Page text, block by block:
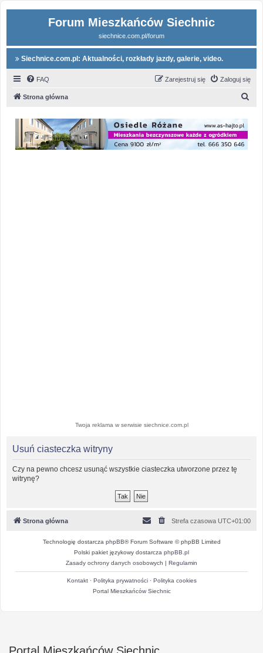
Forum Mieszkańców Siechnic
siechnice.com.pl/forum
Siechnice.com.pl: Aktualności, rozkłady jazdy, galerie, video.
FAQ Zaloguj się
Zarejestruj się
Strona główna
Twoja reklama w serwisie siechnice.com.pl
Usuń ciasteczka witryny
Czy na pewno chcesz usunąć wszystkie ciasteczka utworzone przez tę
witrynę?
Strona główna Strefa czasowa UTC+01:00
Technologię dostarcza phpBB® Forum Software © phpBB Limited
Polski pakiet językowy dostarcza phpBB.pl
Zasady ochrony danych osobowych | Regulamin
Kontakt· Polityka prywatności· Polityka cookies
Portal Mieszkańców Siechnic